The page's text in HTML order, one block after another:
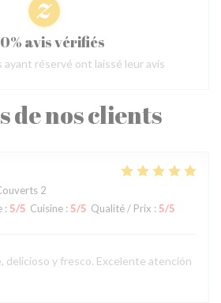
de nos clients
2
: 5/5 Cuisine : 5/5 Qualité / Prix : 5/5
delicioso y fresco. Excelente atención
avis vérifiés
ayant réservé ont laissé leur avis